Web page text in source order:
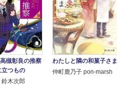
槻彰良の推察
立つもの
木次郎
わたしと隣の和菓子さま
仲町鹿乃子 pon-marsh